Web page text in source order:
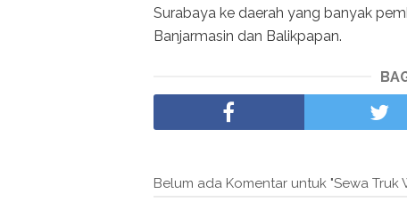
Surabaya ke daerah yang banyak
Banjarmasin dan Balikpapan.
Belum ada Komentar untuk "Sewa